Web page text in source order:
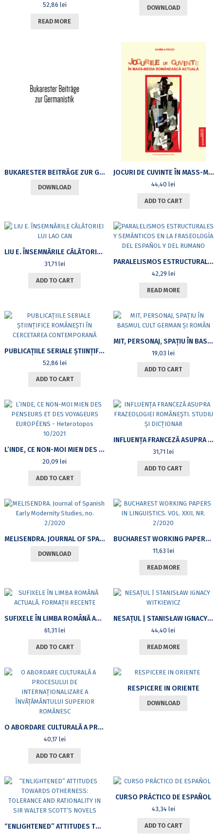
52,86 lei
READ MORE
DOWNLOAD
BUKARESTER BEITRÄGE ZUR GERMANISTIK NR. 2/2021
DOWNLOAD
JOCURI DE CUVINTE ÎN MASS-MEDIA ROMÂNEASCĂ ACTUALĂ
44,40lei
ADD TO CART
LIU E. ÎNSEMNĂRILE CĂLĂTORIEI LUI LAO CAN
31,71 lei
ADD TO CART
PARALELISMOS ESTRUCTURALES Y SEMÁNTICOS EN LA FRASEOLOGÍA DEL ESPAÑOL Y DEL RUMANO
42,29 lei
READ MORE
PUBLICAȚIILE SERIALE ȘTIINȚIFICE ROMÂNEȘTI ÎN CERCETAREA CONTEMPORANĂ
52,86 lei
ADD TO CART
MIT, PERSONAJ, SPAȚIU ÎN BASMUL CULT GERMAN ȘI ROMÂN
19,03lei
ADD TO CART
L’INDE, CE NON-MOI MIEN DES PENSEURS ET DES VOYAGEURS EUROPÉENS – HETEROTOPOS 10/2021
20,09lei
ADD TO CART
INFLUENȚA FRANCEZĂ ASUPRA FRAZEOLOGIEI ROMÂNEȘTI. STUDIU ȘI DICȚIONAR
31,71lei
ADD TO CART
MELISENDRA. JOURNAL OF SPANISH EARLY MODERNITY STUDIES, NO. 2/2020
DOWNLOAD
BUCHAREST WORKING PAPERS IN LINGUISTICS. VOL. XXII, NR. 2/2020
11,63 lei
READ MORE
SUFIXELE ÎN LIMBA ROMÂNĂ ACTUALĂ. FORMAȚII RECENTE
61,31 lei
ADD TO CART
NESAȚUL | STANISŁAW IGNACY WITKIEWICZ
44,40lei
READ MORE
O ABORDARE CULTURALĂ A PROCESULUI DE INTERNAȚIONALIZARE A ÎNVĂȚĂMÂNTULUI SUPERIOR ROMÂNESC
40,17 lei
ADD TO CART
RESPICERE IN ORIENTE
DOWNLOAD
“ENLIGHTENED” ATTITUDES TOWARDS OTHERNESS: TOLERANCE AND RATIONALITY IN SIR WALTER SCOTT’S NOVELS
CURSO PRÁCTICO DE ESPAÑOL
43,34 lei
ADD TO CART